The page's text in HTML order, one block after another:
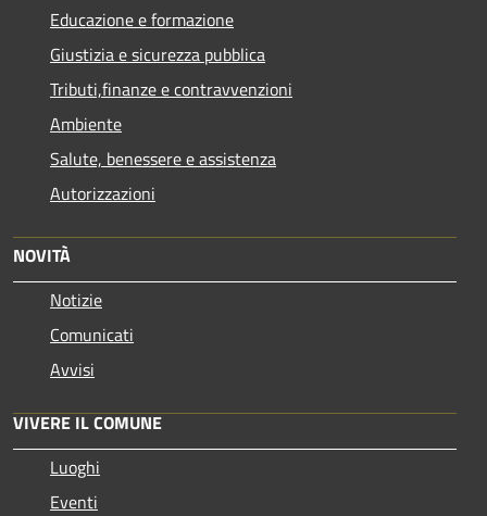
Educazione e formazione
Giustizia e sicurezza pubblica
Tributi,finanze e contravvenzioni
Ambiente
Salute, benessere e assistenza
Autorizzazioni
NOVITÀ
Notizie
Comunicati
Avvisi
VIVERE IL COMUNE
Luoghi
Eventi